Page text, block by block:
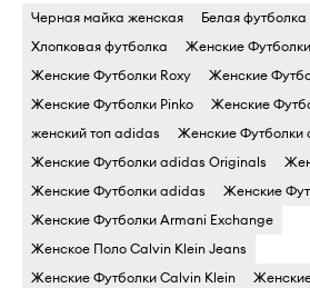
Черная майка женская
Белая
Хлопковая футболка
Женские
Женские Футболки Roxy
Женские
Женские Футболки Pinko
Женские
женский топ adidas
Женские Футболки
Женские Футболки adidas Originals
Женские Футболки adidas
Женские
Женские Футболки Armani Exchange
Женское Поло Calvin Klein Jeans
Женские Футболки Calvin Klein